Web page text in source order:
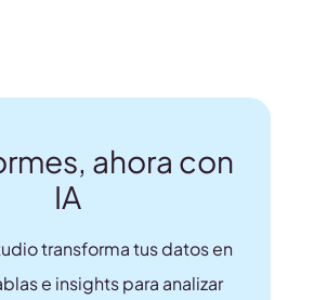
ahora con
IA
transforma tus datos en
e insights para analizar